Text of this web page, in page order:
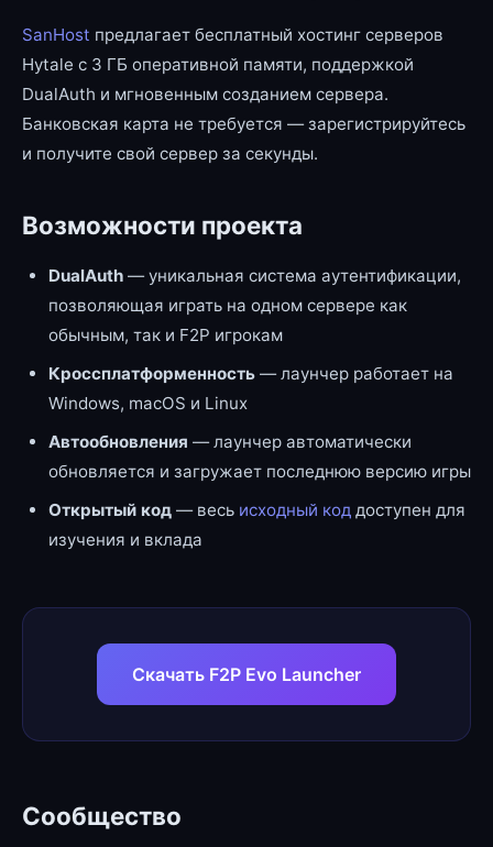
SanHost предлагает бесплатный хостинг серверов
Hytale с 3 ГБ оперативной памяти, поддержкой
DualAuth и мгновенным созданием сервера.
Банковская карта не требуется — зарегистрируйтесь
и получите свой сервер за секунды.
Возможности проекта
DualAuth — уникальная система аутентификации,
позволяющая играть на одном сервере как
обычным, так и F2P игрокам
Кроссплатформенность — лаунчер работает на
Windows, macOS и Linux
Автообновления — лаунчер автоматически
обновляется и загружает последнюю версию игры
Открытый код — весь исходный код доступен для
изучения и вклада
Скачать F2P Evo Launcher
Сообщество